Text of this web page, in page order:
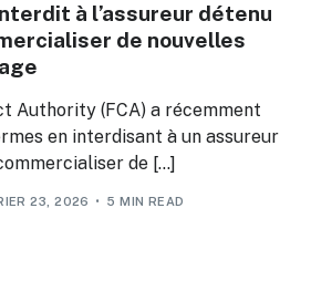
à l’assureur détenu
de nouvelles
Authority (FCA) a récemment
en interdisant à un assureur
de […]
23, 2026 5 MIN READ